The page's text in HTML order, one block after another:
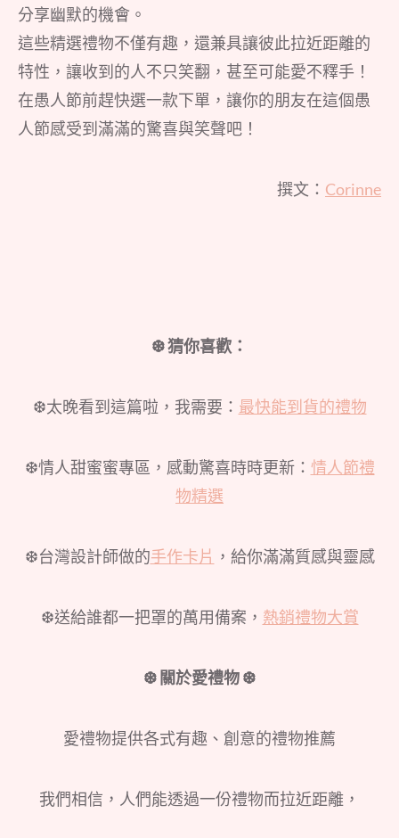
分享幽默的機會。
這些精選禮物不僅有趣，還兼具讓彼此拉近距離的
特性，讓收到的人不只笑翻，甚至可能愛不釋手！
在愚人節前趕快選一款下單，讓你的朋友在這個愚
人節感受到滿滿的驚喜與笑聲吧！
撰文： Corinne
❆ 猜你喜歡：
❆太晚看到這篇啦，我需要： 最快能到貨的禮物
❆情人甜蜜蜜專區，感動驚喜時時更新： 情人節禮
物精選
❆台灣設計師做的手作卡片 ，給你滿滿質感與靈感
❆送給誰都一把罩的萬用備案， 熱銷禮物大賞
❆ 關於愛禮物 ❆
愛禮物提供各式有趣、創意的禮物推薦
我們相信，人們能透過一份禮物而拉近距離，